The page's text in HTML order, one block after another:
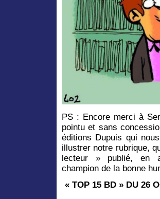
PS : Encore merci à
pointu et sans
éditions Dupuis qui
illustrer notre rubrique,
lecteur
» publié, en
champion de la bonne
« TOP 15 BD » DU 26